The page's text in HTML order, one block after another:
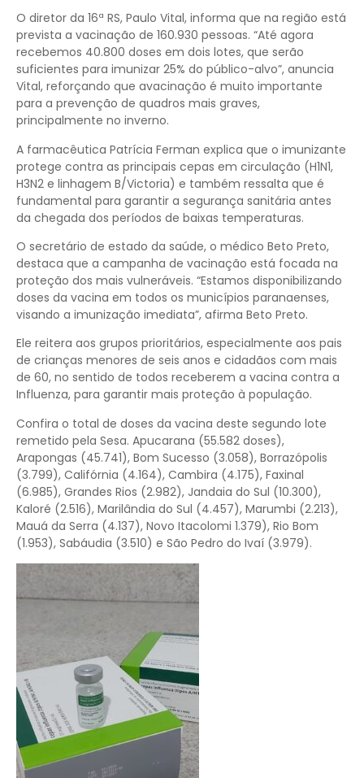
O diretor da 16ª RS, Paulo Vital, informa que na região está
prevista a vacinação de 160.930 pessoas. “Até agora
recebemos 40.800 doses em dois lotes, que serão
suficientes para imunizar 25% do público-alvo”, anuncia
Vital, reforçando que avacinação é muito importante
para a prevenção de quadros mais graves,
principalmente no inverno.
A farmacêutica Patrícia Ferman explica que o imunizante
protege contra as principais cepas em circulação (H1N1,
H3N2 e linhagem B/Victoria) e também ressalta que é
fundamental para garantir a segurança sanitária antes
da chegada dos períodos de baixas temperaturas.
O secretário de estado da saúde, o médico Beto Preto,
destaca que a campanha de vacinação está focada na
proteção dos mais vulneráveis. “Estamos disponibilizando
doses da vacina em todos os municípios paranaenses,
visando a imunização imediata”, afirma Beto Preto.
Ele reitera aos grupos prioritários, especialmente aos pais
de crianças menores de seis anos e cidadãos com mais
de 60, no sentido de todos receberem a vacina contra a
Influenza, para garantir mais proteção à população.
Confira o total de doses da vacina deste segundo lote
remetido pela Sesa. Apucarana (55.582 doses),
Arapongas (45.741), Bom Sucesso (3.058), Borrazópolis
(3.799), Califórnia (4.164), Cambira (4.175), Faxinal
(6.985), Grandes Rios (2.982), Jandaia do Sul (10.300),
Kaloré (2.516), Marilândia do Sul (4.457), Marumbi (2.213),
Mauá da Serra (4.137), Novo Itacolomi 1.379), Rio Bom
(1.953), Sabáudia (3.510) e São Pedro do Ivaí (3.979).